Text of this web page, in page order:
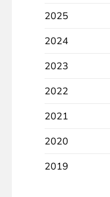
2025
2024
2023
2022
2021
2020
2019